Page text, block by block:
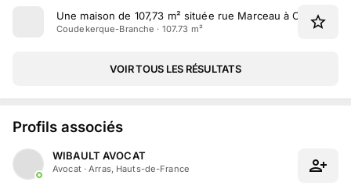
Une maison de 107,73 m² située rue Marceau à
Coudekerque-Branche · 107.73 m²
VOIR TOUS LES RÉSULTATS
Profils associés
WIBAULT AVOCAT
Avocat·Arras, Hauts-de-France